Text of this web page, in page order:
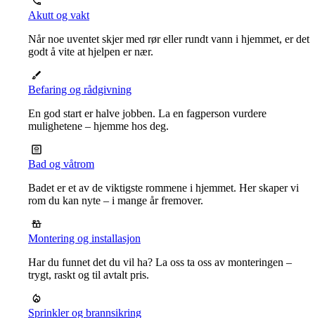
Akutt og vakt
Når noe uventet skjer med rør eller rundt vann i hjemmet, er det
godt å vite at hjelpen er nær.
Befaring og rådgivning
En god start er halve jobben. La en fagperson vurdere
mulighetene – hjemme hos deg.
Bad og våtrom
Badet er et av de viktigste rommene i hjemmet. Her skaper vi
rom du kan nyte – i mange år fremover.
Montering og installasjon
Har du funnet det du vil ha? La oss ta oss av monteringen –
trygt, raskt og til avtalt pris.
Sprinkler og brannsikring